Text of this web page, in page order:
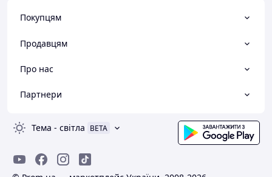
Покупцям
Продавцям
Про нас
Партнери
Тема - світла BETA